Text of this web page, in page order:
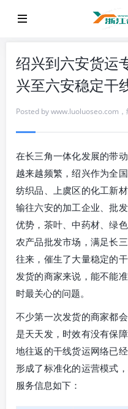
绍兴到六安货运
兴至六安稳定干
Posted bywww.luoluoseo.com ，
在长三角一体化发展的带
越来越频繁，绍兴作为全
纺织品、上虞区的化工新
输往六安的加工企业、批
优势，茶叶、中药材、绿
农产品批发市场，满足长
往来，催生了大量稳定的
发货的商家来说，能不能
时最关心的问题。
不少第一次发货的商家都
是天天发，时效有没有保
地往返的干线货运网络已
形成了标准化的运营模式
服务信息如下：